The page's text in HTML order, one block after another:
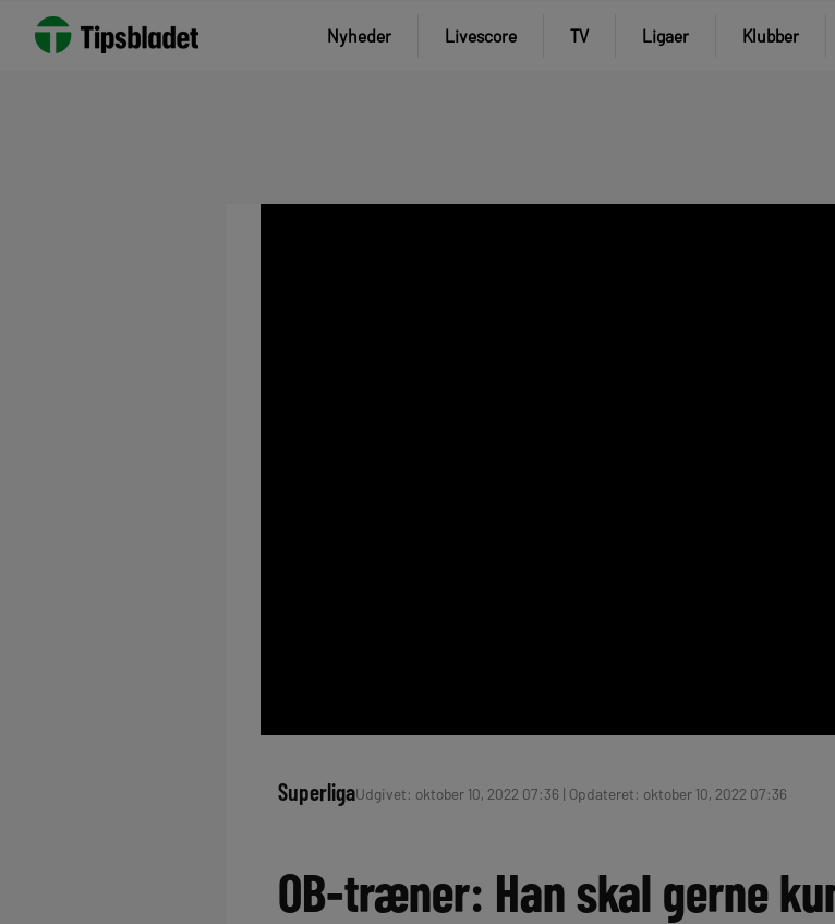
Nyheder Livescore TV Ligaer Klubber
SuperligaUdgivet: oktober 10, 2022 07:36 | Opdateret: oktober 10, 2022 07:36
OB-træner: Han skal gerne